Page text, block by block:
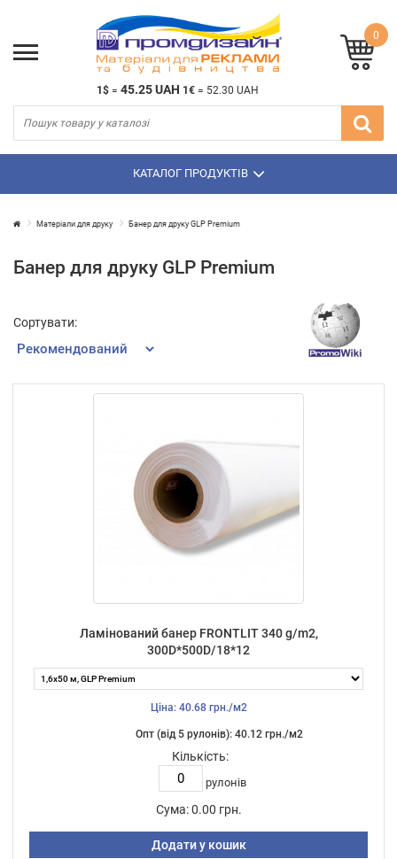
1$ = 45.25 UAH 1€ = 52.30 UAH
0
КАТАЛОГ ПРОДУКТІВ
Матеріали для друку Банер для друку GLP Premium
Банер для друку GLP Premium
Сортувати:
Ламінований банер FRONTLIT 340 g/m2,
300D*500D/18*12
Ціна: 40.68 грн./м2
Опт (від 5 рулонів): 40.12 грн./м2
Кількість:
рулонів
Сума: 0.00 грн.
Додати у кошик